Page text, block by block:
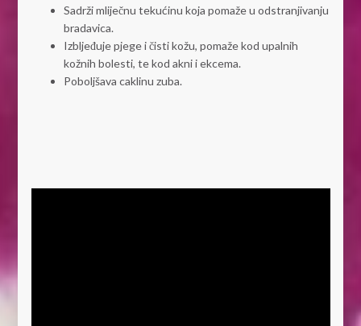
Sadrži mliječnu tekućinu koja pomaže u odstranjivanju
bradavica.
Izbljeđuje pjege i čisti kožu, pomaže kod upalnih
kožnih bolesti, te kod akni i ekcema.
Poboljšava caklinu zuba.